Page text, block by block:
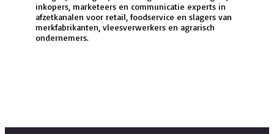
inkopers, marketeers en communicatie experts in
afzetkanalen voor retail, foodservice en slagers van
merkfabrikanten, vleesverwerkers en agrarisch
ondernemers.